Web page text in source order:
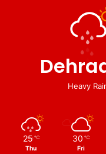
Heavy
25 ℃
Thu
30 ℃
Fri